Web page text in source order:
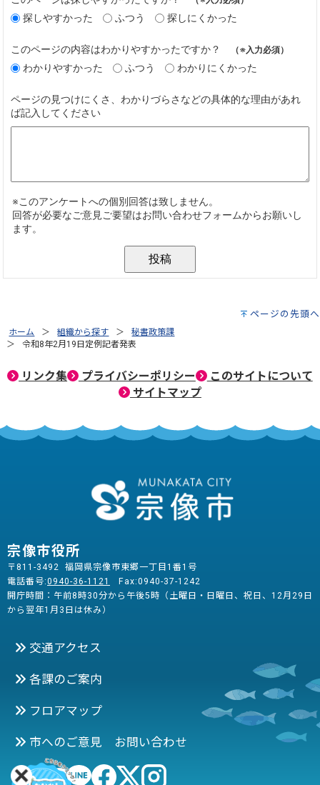
ページの先頭へ
ホーム 組織から探す
秘書政策課
令和8年2月19日定例記者発表
リンク集 プライバシーポリシー
このサイトについて
サイトマップ
宗像市役所
〒811-3492 福岡県宗像市東郷一丁目1番1号
電話番号:0940-36-1121
Fax:0940-37-1242
開庁時間：午前8時30分から午後5時（土曜日・日曜日、祝日、12月29日
から翌年1月3日は休み）
交通アクセス
各課のご案内
フロアマップ
市へのご意見 お問い合わせ